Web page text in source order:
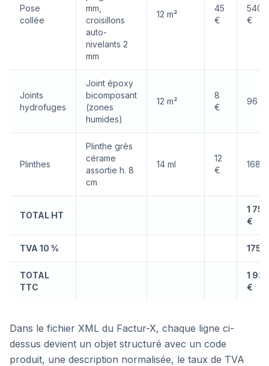
Pose
collée
mm,
croisillons
auto-
nivelants 2
mm
12 m²
45
€
540
€
Joints
hydrofuges
Joint époxy
bicomposant
(zones
humides)
12 m²
8
€
96 €
Plinthes
Plinthe grès
cérame
assortie h. 8
cm
14 ml
12
€
168 €
TOTAL HT
1 750
€
TVA 10 % 175 €
TOTAL
TTC
1 925
€
Dans le fichier XML du Factur-X, chaque ligne ci-
dessus devient un objet structuré avec un code
produit, une description normalisée, le taux de TVA